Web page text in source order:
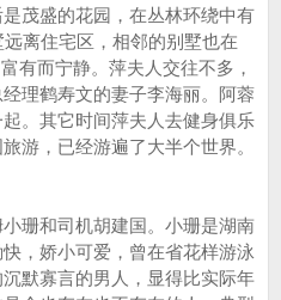
茂盛的花园，在丛林环绕中有
离住宅区，相邻的别墅也在
有而宁静。萍夫人交往不多，
理鹤寿文的妻子李海丽。阿蓉
。其它时间萍夫人去健身俱乐
游，已经游遍了大半个世界。
和司机胡建国。小珊是湖南
，娇小可爱，曾在省花样游泳
默寡言的男人，显得比实际年